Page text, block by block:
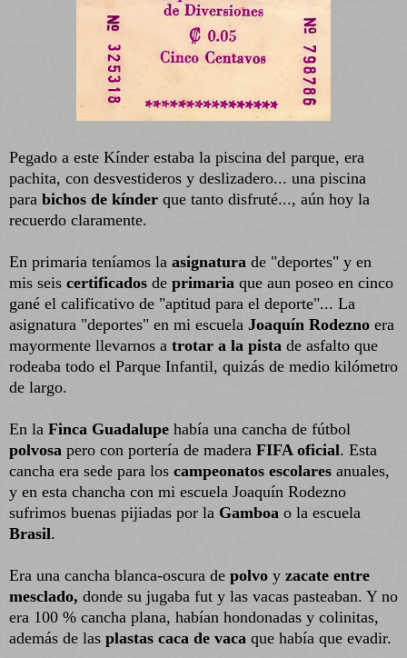
Pegado a este Kínder estaba la piscina del parque, era
pachita, con desvestideros y deslizadero... una piscina
para bichos de kínder que tanto disfruté..., aún hoy la
recuerdo claramente.
En primaria teníamos la asignatura de "deportes" y en
mis seis certificados de primaria que aun poseo en cinco
gané el calificativo de "aptitud para el deporte"... La
asignatura "deportes" en mi escuela Joaquín Rodezno era
mayormente llevarnos a trotar a la pista de asfalto que
rodeaba todo el Parque Infantil, quizás de medio kilómetro
de largo.
En la Finca Guadalupe había una cancha de fútbol
polvosa pero con portería de madera FIFA oficial. Esta
cancha era sede para los campeonatos escolares anuales,
y en esta chancha con mi escuela Joaquín Rodezno
sufrimos buenas pijiadas por la Gamboa o la escuela
Brasil.
Era una cancha blanca-oscura de polvo y zacate entre
mesclado, donde su jugaba fut y las vacas pasteaban. Y no
era 100 % cancha plana, habían hondonadas y colinitas,
además de las plastas caca de vaca que había que evadir.